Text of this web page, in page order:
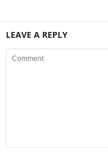
LEAVE A REPLY